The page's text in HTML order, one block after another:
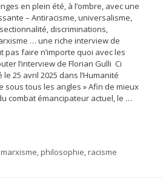
en plein été, à l’ombre, avec une
– Antiracisme, universalisme,
discriminations,
… une riche interview de
pas faire n’importe quoi avec les
l’interview de Florian Gulli Ci
25 avril 2025 dans l’Humanité
sous tous les angles » Afin de mieux
combat émancipateur actuel, le …
marxisme,philosophie,racisme